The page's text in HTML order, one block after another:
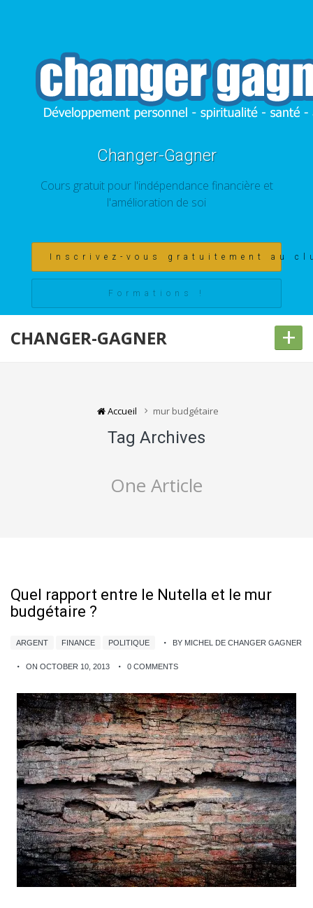
Changer-Gagner
Cours gratuit pour l'indépendance financière et
l'amélioration de soi
Inscrivez-vous gratuitement au
Formations !
CHANGER-GAGNER +
Accueil mur budgétaire
Tag Archives
One Article
Quel rapport entre le Nutella et le mur
budgétaire ?
ARGENT FINANCE POLITIQUE BY MICHEL DE CHANGER GAGNER
ON OCTOBER 10, 2013 0 COMMENTS